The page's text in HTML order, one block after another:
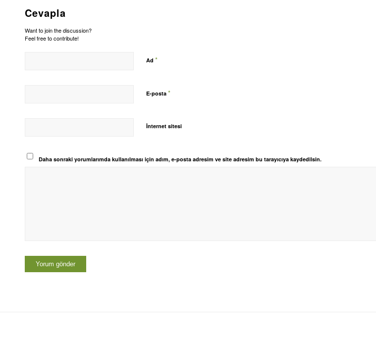
Cevapla
Want to join the discussion?
Feel free to contribute!
Ad *
E-posta *
İnternet sitesi
Daha sonraki yorumlarımda kullanılması için adım, e-posta adresim ve site adresim bu tarayıcıya kaydedilsin.